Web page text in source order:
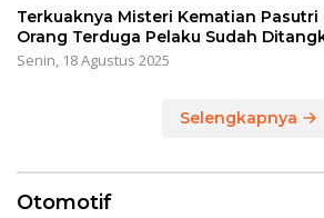
Terkuaknya Misteri Kematian Pasutri
Orang Terduga Pelaku Sudah
Senin, 18 Agustus 2025
Selengkapnya
Otomotif